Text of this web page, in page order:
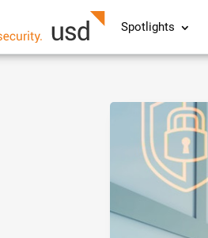
Spotlights